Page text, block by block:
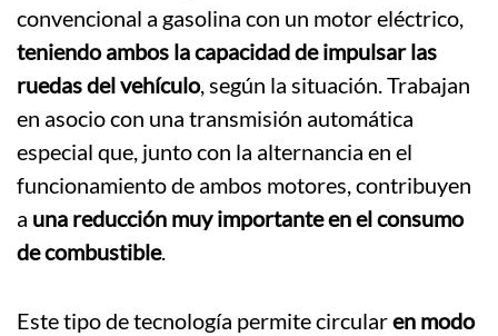
convencional a gasolina con un motor eléctrico,
teniendo ambos la capacidad de impulsar las
ruedas del vehículo, según la situación. Trabajan
en asocio con una transmisión automática
especial que, junto con la alternancia en el
funcionamiento de ambos motores, contribuyen
a una reducción muy importante en el consumo
de combustible.
Este tipo de tecnología permite circularen modo